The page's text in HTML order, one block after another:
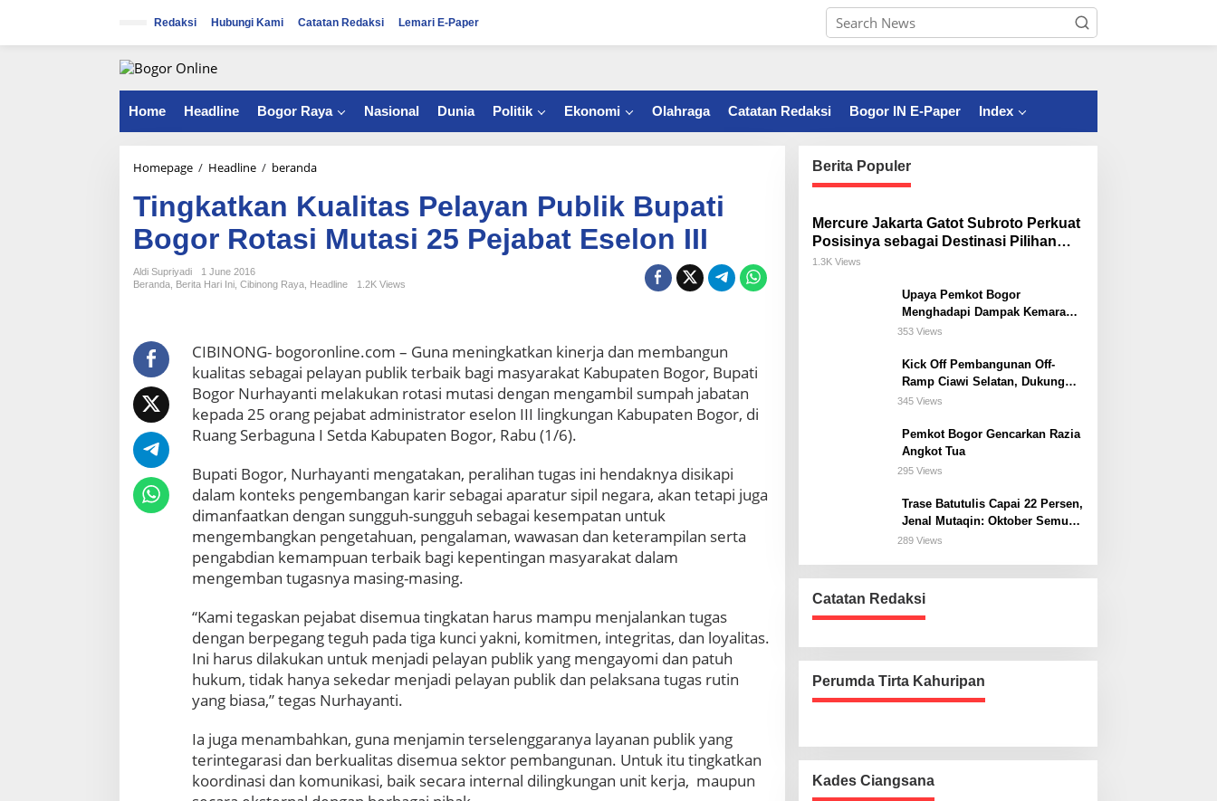
i
Redaksi Hubungi Kami Catatan Redaksi Lemari E-Paper
Home Headline Bogor Raya Nasional Dunia Politik Ekonomi Olahraga Catatan Redaksi Bogor IN E-Paper Index
Homepage / Headline / beranda
n
g
k
u
a
i
a
P
e
l
a
y
a
n
u
b
l
k
B
p
a
t
i
Tingkatkan Kualitas Pelayan Publik Bupati
Bogor Rotasi Mutasi 25 Pejabat Eselon III
Aldi Supriyadi
1 June 2016
Beranda, Berita Hari Ini, Cibinong Raya, Headline 1.2K Views
CIBINONG- bogoronline.com – Guna meningkatkan kinerja dan membangun
kualitas sebagai pelayan publik terbaik bagi masyarakat Kabupaten Bogor, Bupati
Bogor Nurhayanti melakukan rotasi mutasi dengan mengambil sumpah jabatan
kepada 25 orang pejabat administrator eselon III lingkungan Kabupaten Bogor, di
Ruang Serbaguna I Setda Kabupaten Bogor, Rabu (1/6).
Bupati Bogor, Nurhayanti mengatakan, peralihan tugas ini hendaknya disikapi
dalam konteks pengembangan karir sebagai aparatur sipil negara, akan tetapi juga
dimanfaatkan dengan sungguh-sungguh sebagai kesempatan untuk
mengembangkan pengetahuan, pengalaman, wawasan dan keterampilan serta
pengabdian kemampuan terbaik bagi kepentingan masyarakat dalam
mengemban tugasnya masing-masing.
“Kami tegaskan pejabat disemua tingkatan harus mampu menjalankan tugas
dengan berpegang teguh pada tiga kunci yakni, komitmen, integritas, dan loyalitas.
Ini harus dilakukan untuk menjadi pelayan publik yang mengayomi dan patuh
hukum, tidak hanya sekedar menjadi pelayan publik dan pelaksana tugas rutin
yang biasa,” tegas Nurhayanti.
Ia juga menambahkan, guna menjamin terselenggaranya layanan publik yang
terintegarasi dan berkualitas disemua sektor pembangunan. Untuk itu tingkatkan
koordinasi dan komunikasi, baik secara internal dilingkungan unit kerja, maupun
Berita Populer
Mercure Jakarta Gatot Subroto Perkuat
Posisinya sebagai Destinasi Pilihan
untuk Bisnis, Staycation, Meeting, dan
1.3K Views
Upaya Pemkot Bogor
Menghadapi Dampak Kemarau
Panjang
353 Views
Kick Off Pembangunan Off-
Ramp Ciawi Selatan, Dukung
Konektivitas Antarwilayah di
345 Views
Pemkot Bogor Gencarkan Razia
Angkot Tua
295 Views
Trase Batutulis Capai 22 Persen,
Jenal Mutaqin: Oktober Semua
Harus Beres
289 Views
Catatan Redaksi
Perumda Tirta Kahuripan
Kades Ciangsana